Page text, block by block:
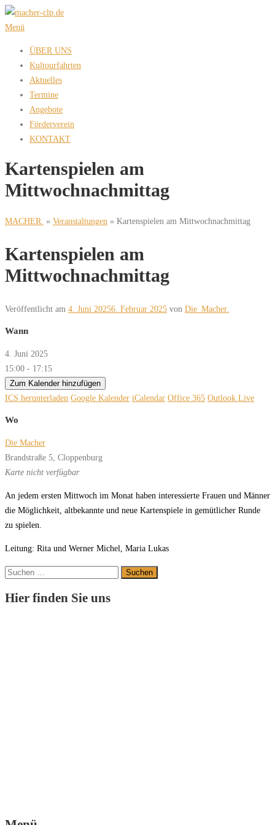
Zum
Inhalt
Menü
ÜBER UNS
Kultourfahrten
Aktuelles
Termine
Angebote
Förderverein
KONTAKT
Kartenspielen am
Mittwochnachmittag
MACHER. » Veranstaltungen » Kartenspielen am Mittwochnachmittag
Kartenspielen am
Mittwochnachmittag
Veröffentlicht am 4. Juni 20256. Februar 2025 von Die_Macher.
Wann
4. Juni 2025
15:00 - 17:15
Zum Kalender hinzufügen
ICS herunterladen Google Kalender iCalendar Office 365 Outlook Live
Wo
Die Macher
Brandstraße 5, Cloppenburg
Karte nicht verfügbar
An jedem ersten Mittwoch im Monat haben interessierte Frauen und Männer
die Möglichkeit, altbekannte und neue Kartenspiele in gemütlicher Runde
zu spielen.
Leitung: Rita und Werner Michel, Maria Lukas
Suchen
Hier finden Sie uns